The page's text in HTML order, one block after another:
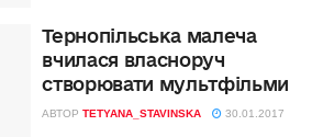
Тернопільська малеча
вчилася власноруч
створювати мультфільми
АВТОР TETYANA_STAVINSKA 30.01.2017